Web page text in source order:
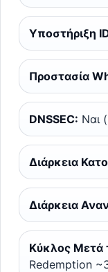
Υποστήριξη
Προστασία
DNSSEC: Ναι
Διάρκεια
Διάρκεια
Κύκλος Μετά
Redemption